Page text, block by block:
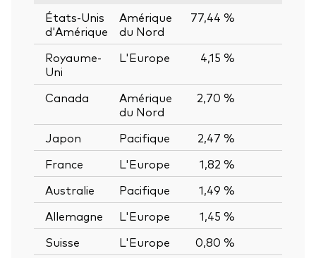
États-Unis
d'Amérique
Amérique
du Nord
77,44 %
Royaume-
Uni
L'Europe 4,15 %
Canada
Amérique
du Nord
2,70 %
Japon Pacifique 2,47 %
France
L'Europe 1,82 %
Australie
Pacifique 1,49 %
Allemagne
L'Europe 1,45 %
Suisse
L'Europe 0,80 %